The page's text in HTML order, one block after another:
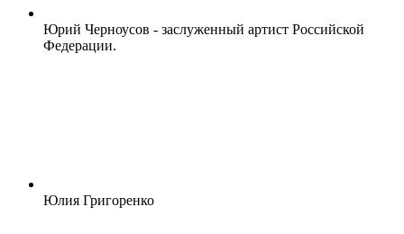
Юрий Черноусов - заслуженный артист Российской
Федерации.
Юлия Григоренко